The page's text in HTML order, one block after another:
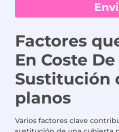
Factores
En Coste De
Sustitución
planos
Varios factores clave